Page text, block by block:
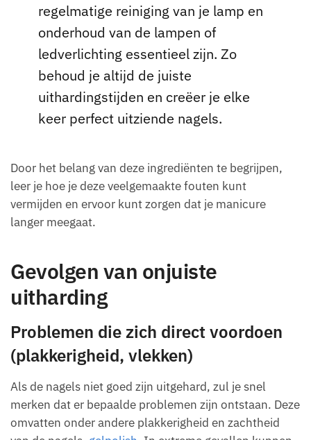
regelmatige reiniging van je lamp en
onderhoud van de lampen of
ledverlichting essentieel zijn. Zo
behoud je altijd de juiste
uithardingstijden en creëer je elke
keer perfect uitziende nagels.
Door het belang van deze ingrediënten te begrijpen,
leer je hoe je deze veelgemaakte fouten kunt
vermijden en ervoor kunt zorgen dat je manicure
langer meegaat.
Gevolgen van onjuiste
uitharding
Problemen die zich direct voordoen
(plakkerigheid, vlekken)
Als de nagels niet goed zijn uitgehard, zul je snel
merken dat er bepaalde problemen zijn ontstaan. Deze
omvatten onder andere plakkerigheid en zachtheid